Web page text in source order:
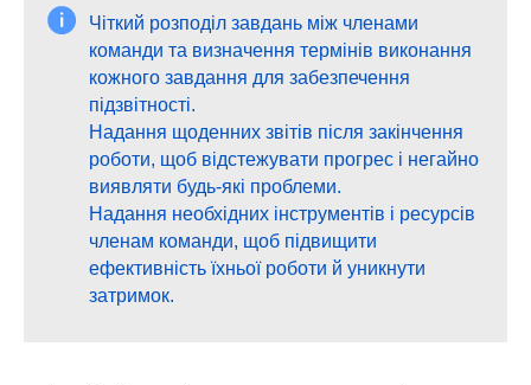
Чіткий розподіл завдань між членами
команди та визначення термінів виконання
кожного завдання для забезпечення
підзвітності.
Надання щоденних звітів після закінчення
роботи, щоб відстежувати прогрес і негайно
виявляти будь-які проблеми.
Надання необхідних інструментів і ресурсів
членам команди, щоб підвищити
ефективність їхньої роботи й уникнути
затримок.